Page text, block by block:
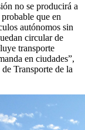
no se producirá a
que en
autónomos sin
circular de
transporte
en ciudades”,
Transporte de la